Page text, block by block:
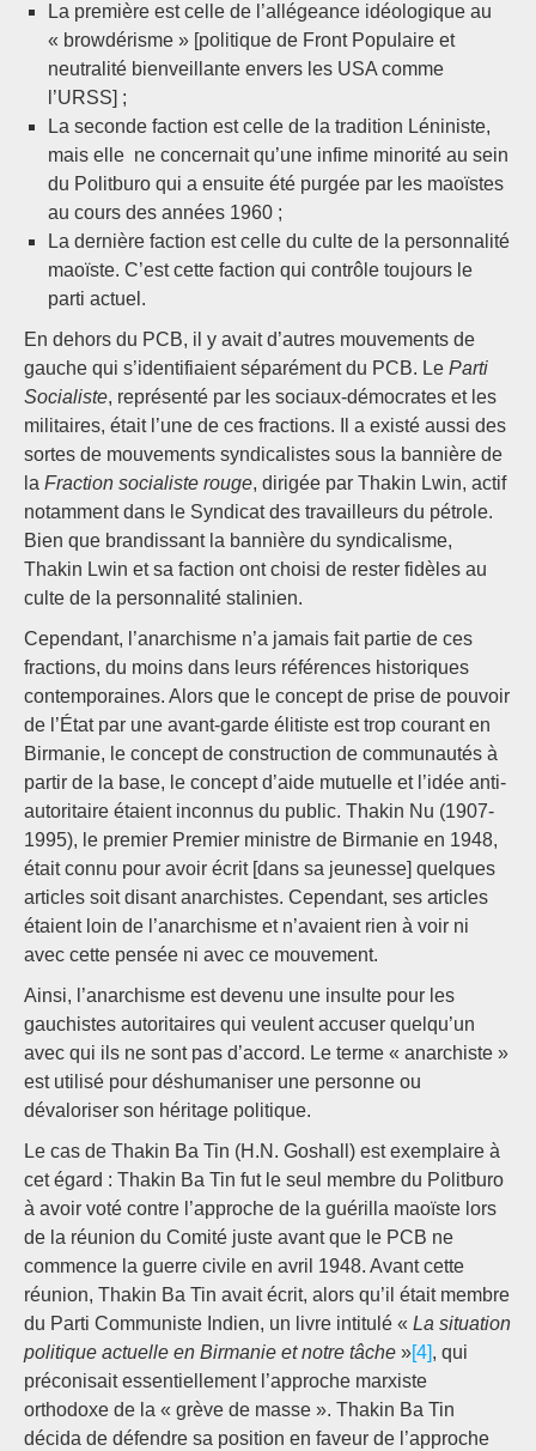
La première est celle de l’allégeance idéologique au
« browdérisme » [politique de Front Populaire et
neutralité bienveillante envers les USA comme
l’URSS] ;
La seconde faction est celle de la tradition Léniniste,
mais elle ne concernait qu’une infime minorité au sein
du Politburo qui a ensuite été purgée par les maoïstes
au cours des années 1960 ;
La dernière faction est celle du culte de la personnalité
maoïste. C’est cette faction qui contrôle toujours le
parti actuel.
En dehors du PCB, il y avait d’autres mouvements de
gauche qui s’identifiaient séparément du PCB. Le Parti
Socialiste, représenté par les sociaux-démocrates et les
militaires, était l’une de ces fractions. Il a existé aussi des
sortes de mouvements syndicalistes sous la bannière de
la Fraction socialiste rouge, dirigée par Thakin Lwin, actif
notamment dans le Syndicat des travailleurs du pétrole.
Bien que brandissant la bannière du syndicalisme,
Thakin Lwin et sa faction ont choisi de rester fidèles au
culte de la personnalité stalinien.
Cependant, l’anarchisme n’a jamais fait partie de ces
fractions, du moins dans leurs références historiques
contemporaines. Alors que le concept de prise de pouvoir
de l’État par une avant-garde élitiste est trop courant en
Birmanie, le concept de construction de communautés à
partir de la base, le concept d’aide mutuelle et l’idée anti-
autoritaire étaient inconnus du public. Thakin Nu (1907-
1995), le premier Premier ministre de Birmanie en 1948,
était connu pour avoir écrit [dans sa jeunesse] quelques
articles soit disant anarchistes. Cependant, ses articles
étaient loin de l’anarchisme et n’avaient rien à voir ni
avec cette pensée ni avec ce mouvement.
Ainsi, l’anarchisme est devenu une insulte pour les
gauchistes autoritaires qui veulent accuser quelqu’un
avec qui ils ne sont pas d’accord. Le terme « anarchiste »
est utilisé pour déshumaniser une personne ou
dévaloriser son héritage politique.
Le cas de Thakin Ba Tin (H.N. Goshall) est exemplaire à
cet égard : Thakin Ba Tin fut le seul membre du Politburo
à avoir voté contre l’approche de la guérilla maoïste lors
de la réunion du Comité juste avant que le PCB ne
commence la guerre civile en avril 1948. Avant cette
réunion, Thakin Ba Tin avait écrit, alors qu’il était membre
du Parti Communiste Indien, un livre intitulé « La situation
politique actuelle en Birmanie et notre tâche »[4], qui
préconisait essentiellement l’approche marxiste
orthodoxe de la « grève de masse ». Thakin Ba Tin
décida de défendre sa position en faveur de l’approche